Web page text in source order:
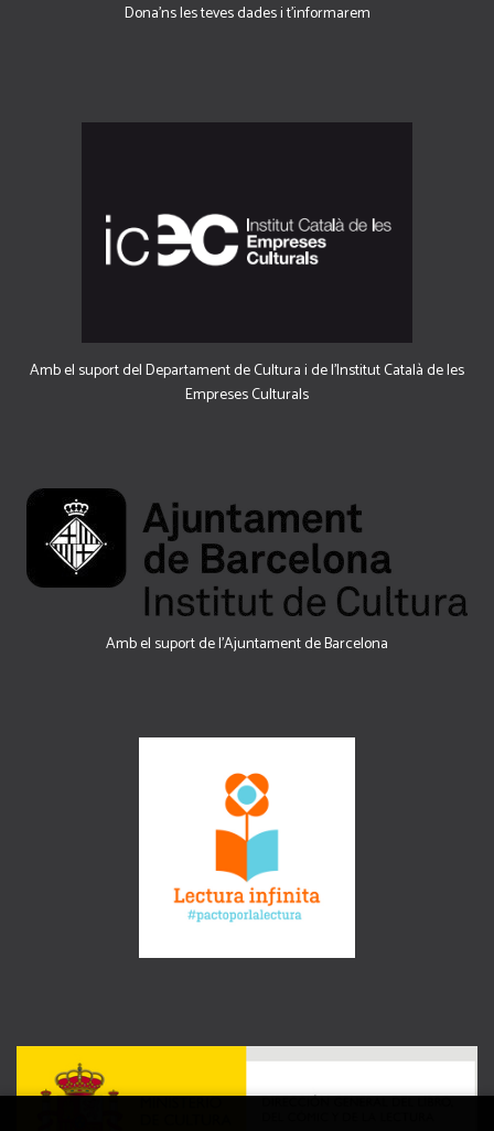
Dona'ns les teves dades i t'informarem
Amb el suport del Departament de Cultura i de l'Institut Català de les
Empreses Culturals
Amb el suport de l’Ajuntament de Barcelona